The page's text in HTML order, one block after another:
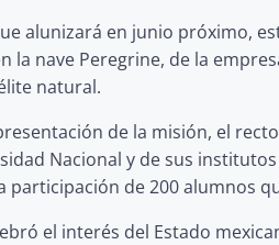
alunizará en junio próximo,
la nave Peregrine, de la
natural.
de la misión, el
Nacional y de sus
participación de 200 alumnos
el interés del Estado